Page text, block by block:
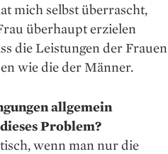
mich selbst überrascht,
überhaupt erzielen
die Leistungen der Frauen
wie die der Männer.
allgemein
Problem?
wenn man nur die